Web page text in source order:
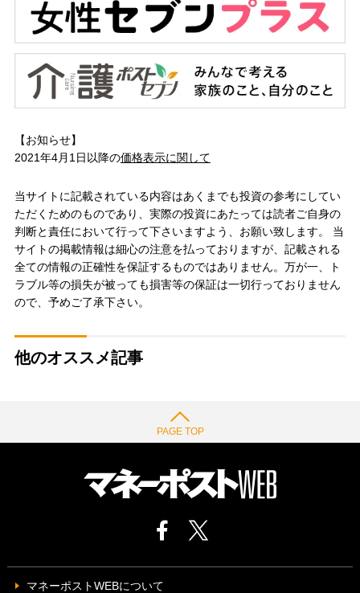
【お知らせ】
2021年4月1日以降の価格表示に関して
当サイトに記載されている内容はあくまでも投資の参考にしてい
ただくためのものであり、実際の投資にあたっては読者ご自身の
判断と責任において行って下さいますよう、お願い致します。 当
サイトの掲載情報は細心の注意を払っておりますが、記載される
全ての情報の正確性を保証するものではありません。万が一、ト
ラブル等の損失が被っても損害等の保証は一切行っておりません
ので、予めご了承下さい。
他のオススメ記事
PAGE TOP
マネーポストWEBについて